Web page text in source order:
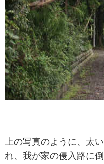
上の写真のように、太
れ、我が家の侵入路に